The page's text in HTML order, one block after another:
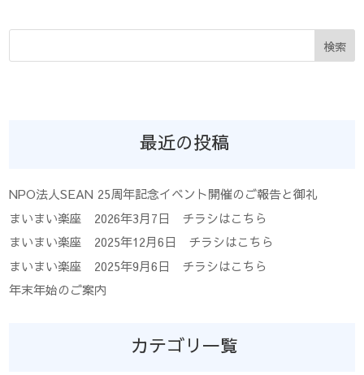
検索
最近の投稿
NPO法人SEAN 25周年記念イベント開催のご報告と御礼
まいまい楽座 2026年3月7日 チラシはこちら
まいまい楽座 2025年12月6日 チラシはこちら
まいまい楽座 2025年9月6日 チラシはこちら
年末年始のご案内
カテゴリ一覧